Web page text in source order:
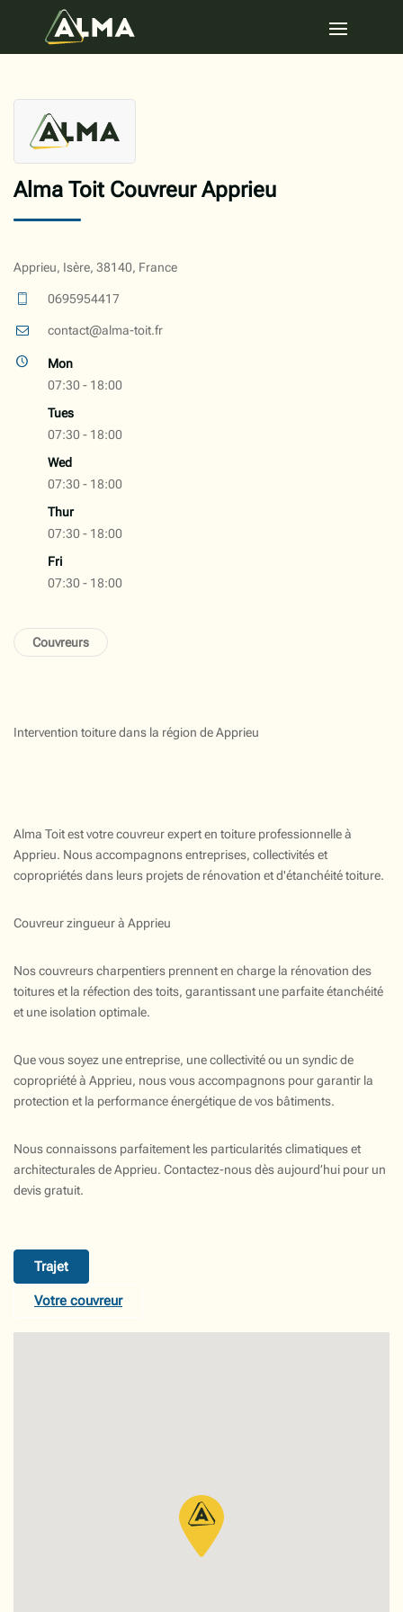
Alma Toit Couvreur Apprieu
Apprieu, Isère, 38140, France
0695954417
contact@alma-toit.fr
Mon
07:30 - 18:00
Tues
07:30 - 18:00
Wed
07:30 - 18:00
Thur
07:30 - 18:00
Fri
07:30 - 18:00
Couvreurs
Intervention toiture dans la région de Apprieu
Alma Toit est votre couvreur expert en toiture professionnelle à
Apprieu. Nous accompagnons entreprises, collectivités et
copropriétés dans leurs projets de rénovation et d'étanchéité toiture.
Couvreur zingueur à Apprieu
Nos couvreurs charpentiers prennent en charge la rénovation des
toitures et la réfection des toits, garantissant une parfaite étanchéité
et une isolation optimale.
Que vous soyez une entreprise, une collectivité ou un syndic de
copropriété à Apprieu, nous vous accompagnons pour garantir la
protection et la performance énergétique de vos bâtiments.
Nous connaissons parfaitement les particularités climatiques et
architecturales de Apprieu. Contactez-nous dès aujourd’hui pour un
devis gratuit.
Trajet
Votre couvreur